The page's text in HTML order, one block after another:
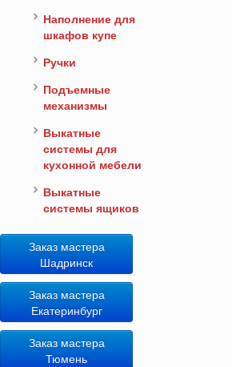
Наполнение для
шкафов купе
Ручки
Подъемные
механизмы
Выкатные
системы для
кухонной мебели
Выкатные
системы ящиков
Заказ мастера
Шадринск
Заказ мастера
Екатеринбург
Заказ мастера
Тюмень